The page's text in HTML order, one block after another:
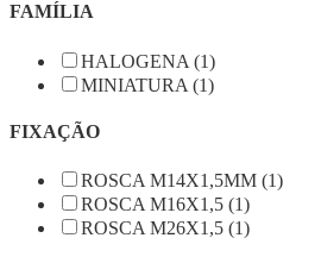
FAMÍLIA
HALOGENA (1)
MINIATURA (1)
FIXAÇÃO
ROSCA M14X1,5MM (1)
ROSCA M16X1,5 (1)
ROSCA M26X1,5 (1)